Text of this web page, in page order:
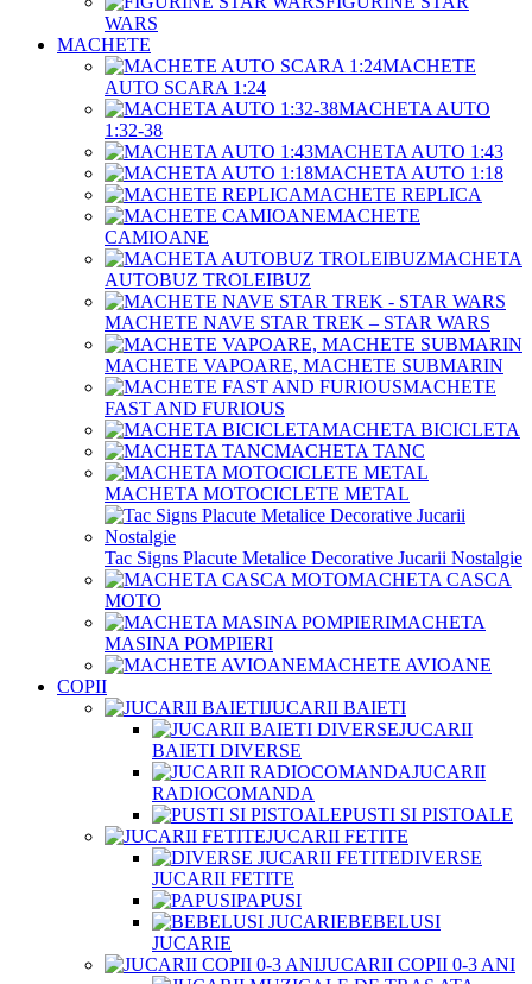
WARS
MACHETE
MACHETE
AUTO SCARA 1:24
MACHETA AUTO
1:32-38
MACHETA AUTO 1:43
MACHETA AUTO 1:18
MACHETE REPLICA
MACHETE
CAMIOANE
MACHETA
AUTOBUZ TROLEIBUZ
MACHETE NAVE STAR TREK – STAR WARS
MACHETE VAPOARE, MACHETE SUBMARIN
MACHETE
FAST AND FURIOUS
MACHETA BICICLETA
MACHETA TANC
MACHETA MOTOCICLETE METAL
Tac Signs Placute Metalice Decorative Jucarii Nostalgie
MACHETA CASCA
MOTO
MACHETA
MASINA POMPIERI
MACHETE AVIOANE
COPII
JUCARII BAIETI
JUCARII
BAIETI DIVERSE
JUCARII
RADIOCOMANDA
PUSTI SI PISTOALE
JUCARII FETITE
DIVERSE
JUCARII FETITE
PAPUSI
BEBELUSI
JUCARIE
JUCARII COPII 0-3 ANI